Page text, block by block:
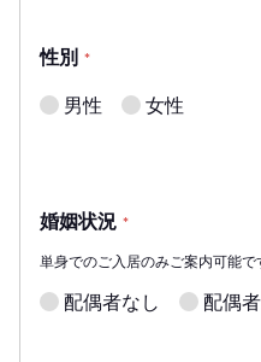
性別 *
男性 女性
婚姻状況 *
単身でのご入居のみご案内可能で
配偶者なし 配偶